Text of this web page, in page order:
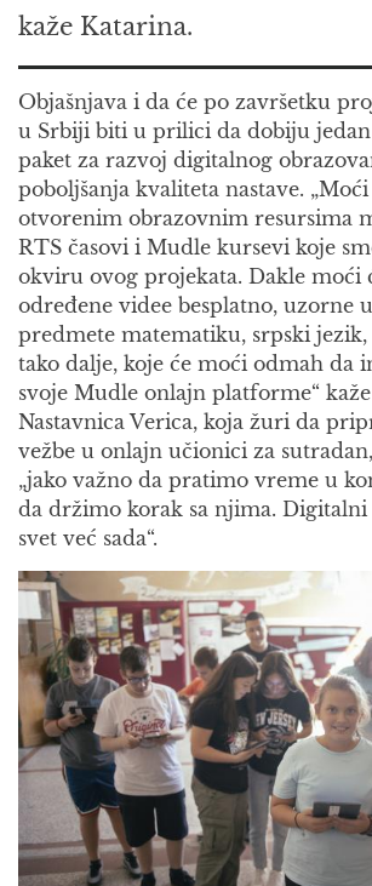
kaže Katarina.
Objašnjava i da će po završetku
u Srbiji biti u prilici da dobiju
paket za razvoj digitalnog
poboljšanja kvaliteta nastave.
otvorenim obrazovnim resursima
RTS časovi i Mudle kursevi koje
okviru ovog projekata. Dakle moći
određene videe besplatno, uzorne
predmete matematiku, srpski
tako dalje, koje će moći odmah da
svoje Mudle onlajn platforme“
Nastavnica Verica, koja žuri da
vežbe u onlajn učionici za
„jako važno da pratimo vreme u
da držimo korak sa njima.
svet već sada“.